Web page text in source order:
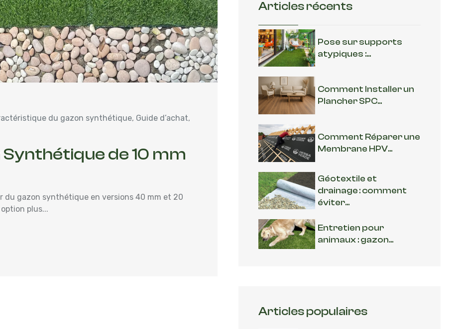
du gazon synthétique, Guide d’achat,
de 10 mm
du gazon synthétique en versions 40 mm et 20
plus...
Articles récents
Pose sur supports
atypiques :...
Comment Installer un
Plancher SPC...
Comment Réparer une
Membrane HPV...
Géotextile et
drainage : comment
éviter...
Entretien pour
animaux : gazon...
Articles populaires